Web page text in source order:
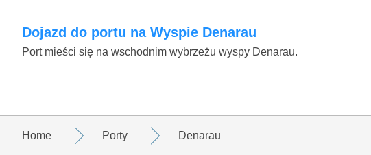
Dojazd do portu na Wyspie Denarau
Port mieści się na wschodnim wybrzeżu wyspy Denarau.
Home Porty Denarau